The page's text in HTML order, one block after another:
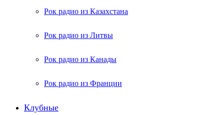
Рок радио из Казахстана
Рок радио из Литвы
Рок радио из Канады
Рок радио из Франции
Клубные